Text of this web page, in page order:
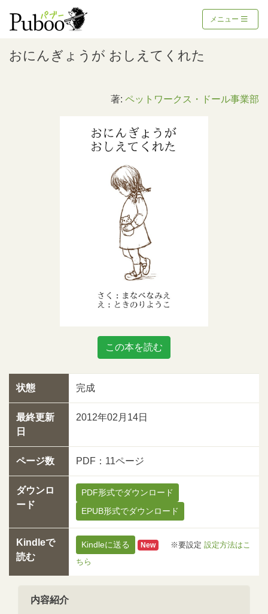
メニュー
おにんぎょうが おしえてくれた
著: ペットワークス・ドール事業部
この本を読む
状態 完成
最終更新
日
2012年02月14日
ページ数 PDF：11ページ
ダウンロ
ード
PDF形式でダウンロード
EPUB形式でダウンロード
Kindleで
読む
Kindleに送る New ※要設定 設定方法はこ
ちら
内容紹介